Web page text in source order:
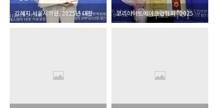
김혜지 서울시의원, 2025년 대한민국을 빛낸 자랑스러운 인물로 선정 코리아아트메이크업협회 "2025 자랑스러운 인물 대상 수상"